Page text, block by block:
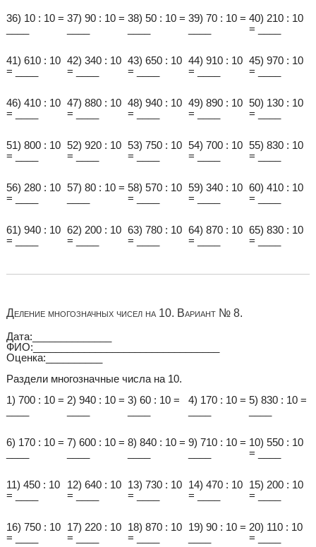
36) 10 : 10 = 37) 90 : 10 = 38) 50 : 10 = 39) 70 : 10 = 40) 210 : 10
= ____
41) 610 : 10
= ____
42) 340 : 10
= ____
43) 650 : 10
= ____
44) 910 : 10
= ____
45) 970 : 10
= ____
46) 410 : 10
= ____
47) 880 : 10
= ____
48) 940 : 10
= ____
49) 890 : 10
= ____
50) 130 : 10
= ____
51) 800 : 10
= ____
52) 920 : 10
= ____
53) 750 : 10
= ____
54) 700 : 10
= ____
55) 830 : 10
= ____
56) 280 : 10
= ____
57) 80 : 10 = 58) 570 : 10
= ____
59) 340 : 10
= ____
60) 410 : 10
= ____
61) 940 : 10
= ____
62) 200 : 10
= ____
63) 780 : 10
= ____
64) 870 : 10
= ____
65) 830 : 10
= ____
Деление многозначных чисел на 10. Вариант № 8.
Дата:______________
ФИО:_________________________________
Оценка:__________
Раздели многозначные числа на 10.
1) 700 : 10 = 2) 940 : 10 = 3) 60 : 10 =
4) 170 : 10 = 5) 830 : 10 =
6) 170 : 10 = 7) 600 : 10 = 8) 840 : 10 = 9) 710 : 10 = 10) 550 : 10
= ____
11) 450 : 10
= ____
12) 640 : 10
= ____
13) 730 : 10
= ____
14) 470 : 10
= ____
15) 200 : 10
= ____
16) 750 : 10
= ____
17) 220 : 10
= ____
18) 870 : 10
= ____
19) 90 : 10 = 20) 110 : 10
= ____